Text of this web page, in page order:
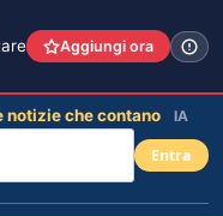
Aggiungi ora
notizie che contano IA
Entra